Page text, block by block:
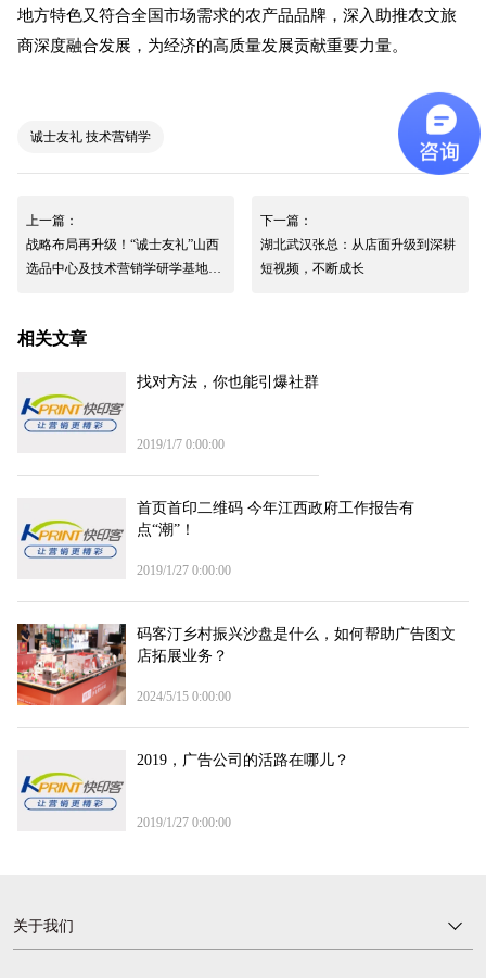
地方特色又符合全国市场需求的农产品品牌，深入助推农文旅
商深度融合发展，为经济的高质量发展贡献重要力量。
诚士友礼 技术营销学
上一篇：
战略布局再升级！“诚士友礼”山西
选品中心及技术营销学研学基地在
下一篇：
湖北武汉张总：从店面升级到深耕
短视频，不断成长
相关文章
找对方法，你也能引爆社群
2019/1/7 0:00:00
首页首印二维码 今年江西政府工作报告有
点“潮”！
2019/1/27 0:00:00
码客汀乡村振兴沙盘是什么，如何帮助广告图文
店拓展业务？
2024/5/15 0:00:00
2019，广告公司的活路在哪儿？
2019/1/27 0:00:00
关于我们